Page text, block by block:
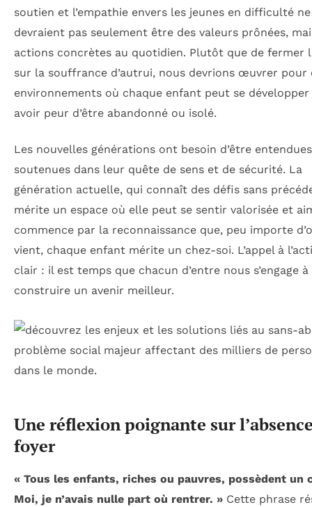
soutien et l’empathie envers les jeunes en difficulté ne
devraient pas seulement être des valeurs prônées,
actions concrètes au quotidien. Plutôt que de fermer
sur la souffrance d’autrui, nous devrions œuvrer pour
environnements où chaque enfant peut se développer
avoir peur d’être abandonné ou isolé.
Les nouvelles générations ont besoin d’être
soutenues dans leur quête de sens et de sécurité. La
génération actuelle, qui connaît des défis sans
mérite un espace où elle peut se sentir valorisée et
commence par la reconnaissance que, peu importe
vient, chaque enfant mérite un chez-soi. L’appel à
clair : il est temps que chacun d’entre nous s’engage à
construire un avenir meilleur.
Une réflexion poignante sur
foyer
« Tous les enfants, riches ou pauvres, possèdent un
Moi, je n’avais nulle part où rentrer. » Cette phrase